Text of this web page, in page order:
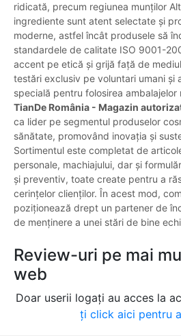
ridicată, precum regiunea munților
ingrediente sunt atent selectate și
moderne, astfel încât produsele să
standardele de calitate ISO 9001-
accent pe etică și grijă față de
testări exclusiv pe voluntari umani și
specială pentru folosirea ambalajelor
TianDe România - Magazin
ca lider pe segmentul produselor
sănătate, promovând inovația și
Sortimentul este completat de
personale, machiajului, dar și
și preventiv, toate create pentru a
cerințelor clienților. În acest mod,
poziționează drept un partener de
de menținere a unei stări de bine
Review-uri pe mai
web
Doar userii logați au acces la
ți click aici pentru